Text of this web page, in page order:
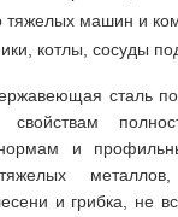
тяжелых машин и
котлы, сосуды
сталь
нормам и
и грибка, не